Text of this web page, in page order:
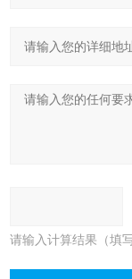
请输入计算结果（填